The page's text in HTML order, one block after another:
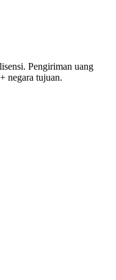
Pengiriman uang
negara tujuan.